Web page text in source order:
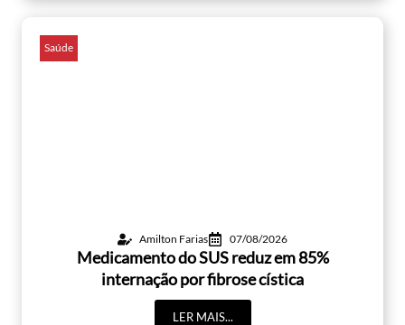
Saúde
Amilton Farias 07/08/2026
Medicamento do SUS reduz em 85%
internação por fibrose cística
LER MAIS...